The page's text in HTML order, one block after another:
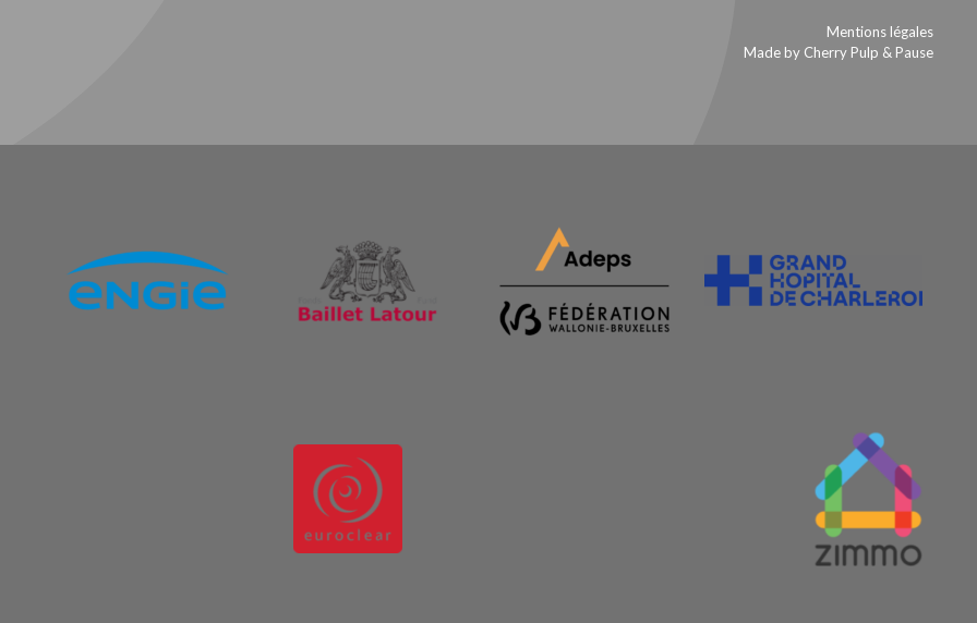
Mentions légales
Made by Cherry Pulp & Pause